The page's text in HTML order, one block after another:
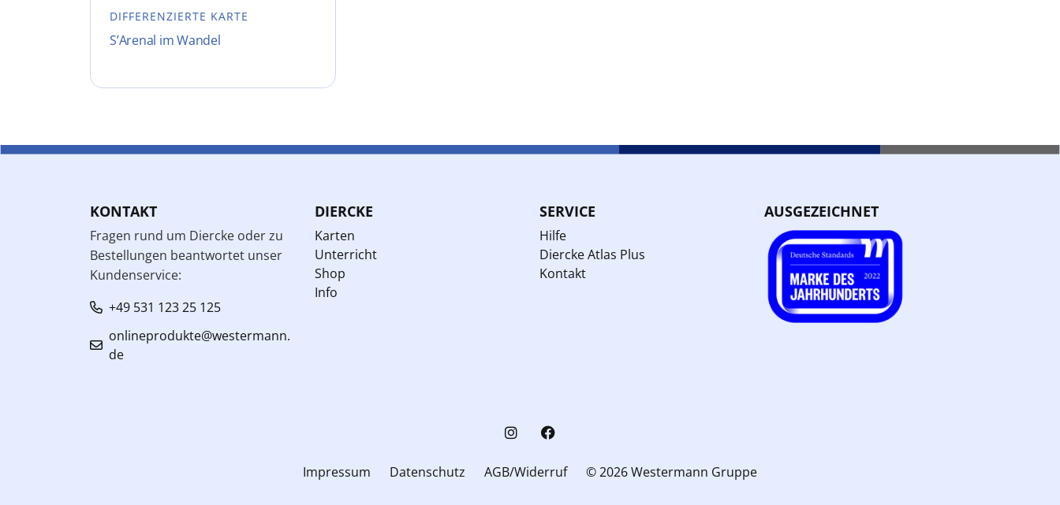
DIFFERENZIERTE KARTE
S’Arenal im Wandel
KONTAKT
Fragen rund um Diercke oder zu
Bestellungen beantwortet unser
Kundenservice:
+49 531 123 25 125
onlineprodukte@westermann.
de
DIERCKE
Karten
Unterricht
Shop
Info
SERVICE
Hilfe
Diercke Atlas Plus
Kontakt
AUSGEZEICHNET
Impressum Datenschutz AGB/Widerruf © 2026 Westermann Gruppe